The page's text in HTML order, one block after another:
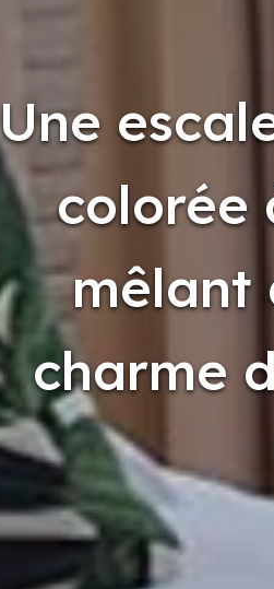
Une
colorée
mêlant
charme